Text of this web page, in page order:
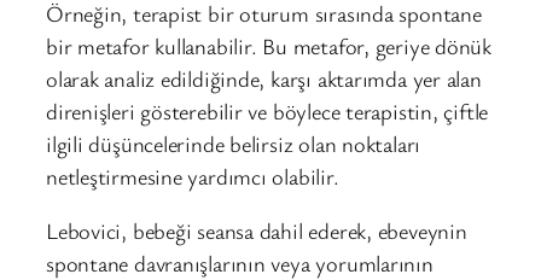
Örneğin, terapist bir oturum sırasında spontane
bir metafor kullanabilir. Bu metafor, geriye dönük
olarak analiz edildiğinde, karşı aktarımda yer alan
direnişleri gösterebilir ve böylece terapistin, çiftle
ilgili düşüncelerinde belirsiz olan noktaları
netleştirmesine yardımcı olabilir.
Lebovici, bebeği seansa dahil ederek, ebeveynin
spontane davranışlarının veya yorumlarının